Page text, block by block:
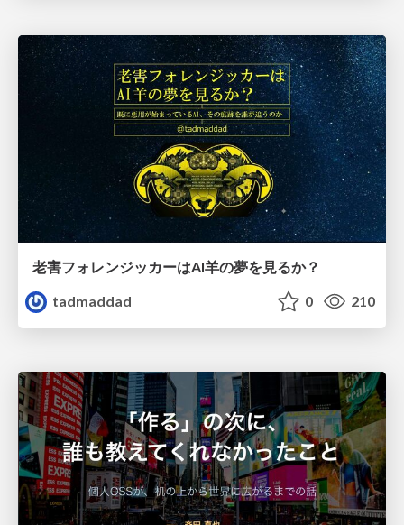
老害フォレンジッカーはAI羊の夢を見るか？
tadmaddad
0 210